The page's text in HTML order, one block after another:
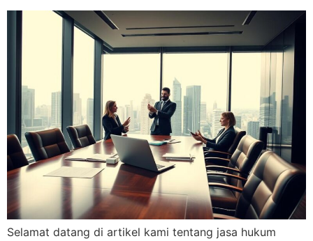
Selamat datang di artikel kami tentang jasa hukum